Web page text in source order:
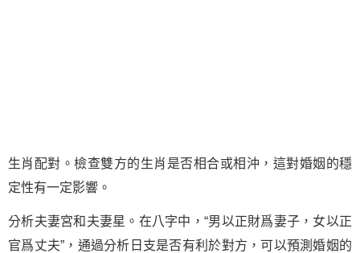
生肖配對。檢查雙方的生肖是否相合或相沖，這對婚姻的穩
定性有一定影響。
分析夫妻宮和夫妻星。在八字中，“男以正財爲妻子，女以正
官爲丈夫”，通過分析日支是否有利於對方，可以預測婚姻的